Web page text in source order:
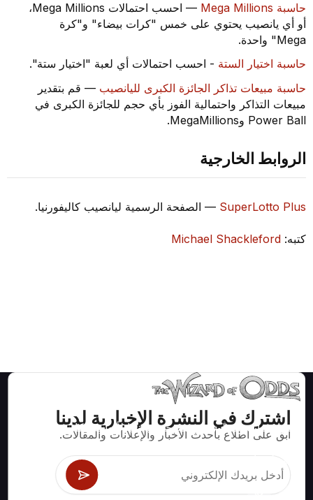
حاسبة Mega Millions
— احسب احتمالات Mega Millions،
أو أي يانصيب يحتوي على خمس "كرات بيضاء" و"كرة
Mega" واحدة.
حاسبة اختيار الستة- احسب احتمالات أي لعبة "اختيار ستة".
حاسبة مبيعات تذاكر الجائزة الكبرى لليانصيب— قم بتقدير
مبيعات التذاكر واحتمالية الفوز بأي حجم للجائزة الكبرى في
Power Ball وMegaMillions.
الروابط الخارجية
SuperLotto Plus— الصفحة الرسمية ليانصيب كاليفورنيا.
كتبه:Michael Shackleford
اشترك في النشرة الإخبارية لدينا
ابق على اطلاع بأحدث الأخبار والإعلانات والمقالات.
استراتيجيات ومعلومات صحيحة رياضيا لألعاب الكازينو مثل
البلاك جاك وكرابس والروليت ومئات الألعاب الأخرى التي
يمكن لعبها.